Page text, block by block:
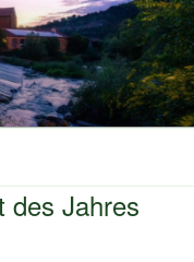
des Jahres